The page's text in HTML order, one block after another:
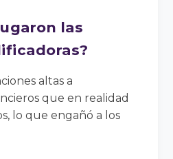
las
altas a
que en realidad
lo que engañó a los